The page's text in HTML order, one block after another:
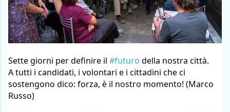
Sette giorni per definire il #futuro della nostra città.
A tutti i candidati, i volontari e i cittadini che ci
sostengono dico: forza, è il nostro momento! (Marco
Russo)